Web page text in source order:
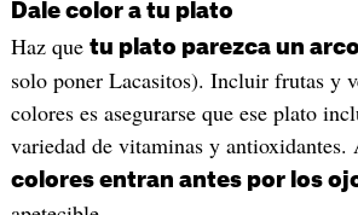
Dale color a tu plato
Haz que tu plato parezca un
solo poner Lacasitos). Incluir frutas y
colores es asegurarse que ese plato
variedad de vitaminas y antioxidantes.
colores entran antes por los